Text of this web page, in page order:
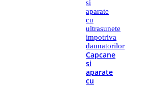
si
aparate
cu
ultrasunete
impotriva
daunatorilor
Capcane
si
aparate
cu